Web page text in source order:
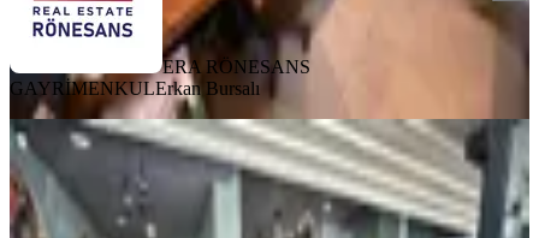
ERA RÖNESANS
GAYRİMENKULErkan Bursalı
%8
Şehzade'den Acill Selçukbey Devren
Satılık İşlek Cadde Üzeri
Merkezefendi, Selçuk Bey Mahallesi